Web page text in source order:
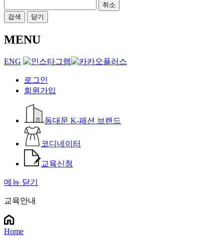
취소
검색
닫기
MENU
ENG
로그인
회원가입
동대문 K-패션 브랜드
코디네이터
교육신청
메뉴 닫기
교육안내
Home